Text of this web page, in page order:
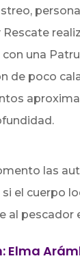
Rescate
una
de poco
las
el cuerpo
al pescador
Elma